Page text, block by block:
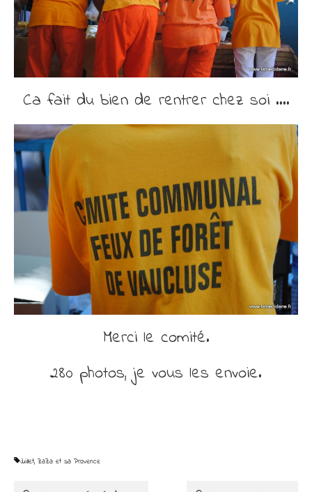
Ca fait du bien de rentrer chez soi ….
Merci le comité.
280 photos, je vous les envoie.
Juillet, ZaZa et sa Provence